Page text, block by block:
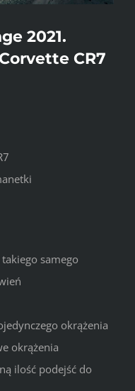
2021.
CR7
samego
okrążenia
okrążenia
ilość podejść do